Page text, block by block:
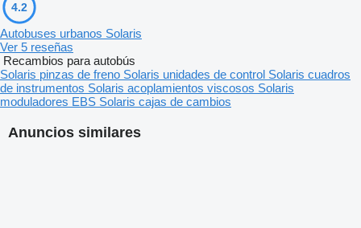
Anuncios similares
4.2
Autobuses urbanos Solaris
Ver 5 reseñas
Recambios para autobús
Solaris pinzas de freno Solaris unidades de control Solaris cuadros
de instrumentos Solaris acoplamientos viscosos Solaris
moduladores EBS Solaris cajas de cambios